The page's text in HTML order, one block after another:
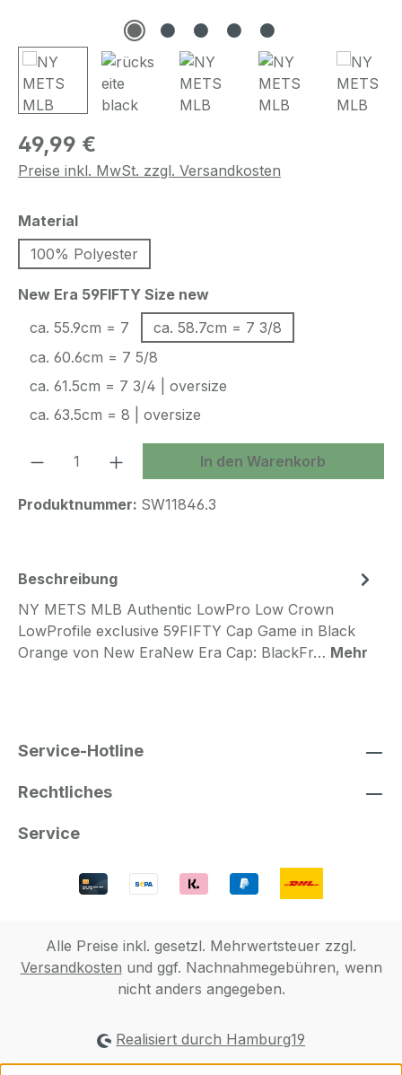
Regulärer Preis:
49,99 €
Preise inkl. MwSt. zzgl. Versandkosten
Materialauswählen
100% Polyester
New Era 59FIFTY Size newauswählen
ca. 55.9cm = 7
ca. 58.7cm = 7 3/8
ca. 60.6cm = 7 5/8
ca. 61.5cm = 7 3/4 | oversize
ca. 63.5cm = 8 | oversize
Produkt Anzahl: Gib denIn den Warenkorb
Produktnummer: SW11846.3
Beschreibung
NY METS MLB Authentic LowPro Low Crown
LowProfile exclusive 59FIFTY Cap Game in Black
Orange von New EraNew Era Cap: BlackFr… Mehr
Service-Hotline
Rechtliches
Service
Alle Preise inkl. gesetzl. Mehrwertsteuer zzgl.
Versandkosten und ggf. Nachnahmegebühren, wenn
nicht anders angegeben.
Realisiert durch Hamburg19